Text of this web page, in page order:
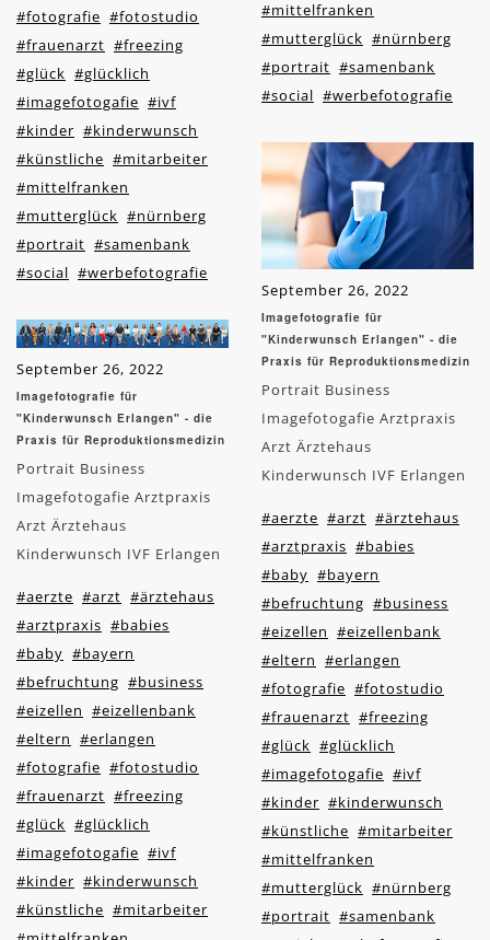
#fotografie #fotostudio
#frauenarzt #freezing
#glück #glücklich
#imagefotogafie #ivf
#kinder #kinderwunsch
#künstliche #mitarbeiter
#mittelfranken
#mutterglück #nürnberg
#portrait #samenbank
#social #werbefotografie
September 26, 2022
Imagefotografie für
"Kinderwunsch Erlangen" - die
Praxis für Reproduktionsmedizin
Portrait Business
Imagefotogafie Arztpraxis
Arzt Ärztehaus
Kinderwunsch IVF Erlangen
#aerzte #arzt #ärztehaus
#arztpraxis #babies
#baby #bayern
#befruchtung #business
#eizellen #eizellenbank
#eltern #erlangen
#fotografie #fotostudio
#frauenarzt #freezing
#glück #glücklich
#imagefotogafie #ivf
#kinder #kinderwunsch
#künstliche #mitarbeiter
#mittelfranken
#mutterglück #nürnberg
#portrait #samenbank
#social #werbefotografie
September 26, 2022
Imagefotografie für
"Kinderwunsch Erlangen" - die
Praxis für Reproduktionsmedizin
Portrait Business
Imagefotogafie Arztpraxis
Arzt Ärztehaus
Kinderwunsch IVF Erlangen
#aerzte #arzt #ärztehaus
#arztpraxis #babies
#baby #bayern
#befruchtung #business
#eizellen #eizellenbank
#eltern #erlangen
#fotografie #fotostudio
#frauenarzt #freezing
#glück #glücklich
#imagefotogafie #ivf
#kinder #kinderwunsch
#künstliche #mitarbeiter
#mittelfranken
#mutterglück #nürnberg
#portrait #samenbank